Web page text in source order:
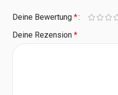
Deine Bewertung *
Deine Rezension *